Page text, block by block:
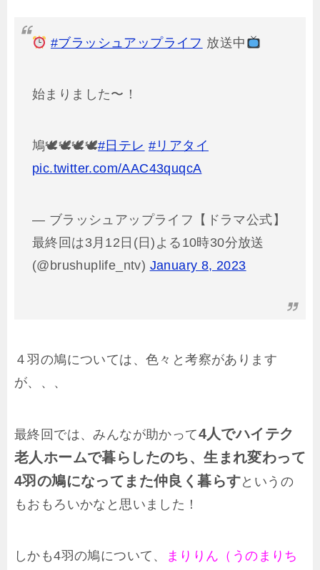
#ブラッシュアップライフ 放送中
始まりました〜！
鳩🕊🕊🕊🕊#日テレ #リアタイ
pic.twitter.com/AAC43quqcA
— ブラッシュアップライフ【ドラマ公式】
最終回は3月12日(日)よる10時30分放送
(@brushuplife_ntv) January 8, 2023
４羽の鳩については、色々と考察があります
が、、、
最終回では、みんなが助かって4人でハイテク
老人ホームで暮らしたのち、生まれ変わって
4羽の鳩になってまた仲良く暮らすというの
もおもろいかなと思いました！
しかも4羽の鳩について、
まりりん（うのまりち